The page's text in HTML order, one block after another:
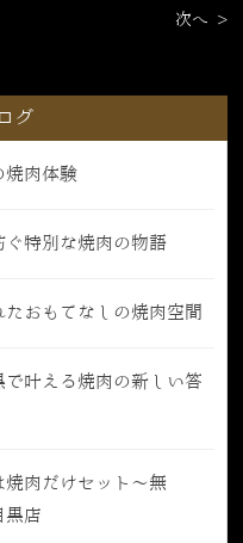
次へ >
グ
焼肉体験
特別な焼肉の物語
おもてなしの焼肉空間
叶える焼肉の新しい答
肉だけセット〜無
店